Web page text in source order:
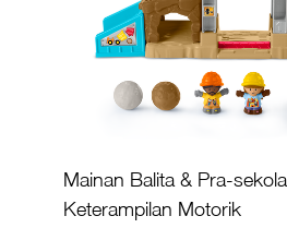
Mainan Balita & Pra-
Keterampilan Motorik